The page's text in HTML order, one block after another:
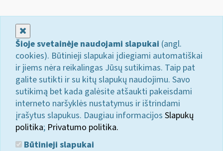
Šioje svetainėje naudojami slapukai (angl.
cookies). Būtinieji slapukai įdiegiami automatiškai
ir jiems nėra reikalingas Jūsų sutikimas. Taip pat
galite sutikti ir su kitų slapukų naudojimu. Savo
sutikimą bet kada galėsite atšaukti pakeisdami
interneto naršyklės nustatymus ir ištrindami
įrašytus slapukus. Daugiau informacijos Slapukų
politika; Privatumo politika.
Būtinieji slapukai